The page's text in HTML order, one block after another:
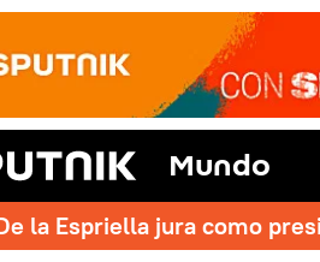
Mundo
la Espriella jura como